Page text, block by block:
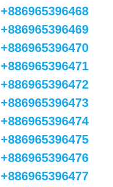
+886965396468
+886965396469
+886965396470
+886965396471
+886965396472
+886965396473
+886965396474
+886965396475
+886965396476
+886965396477